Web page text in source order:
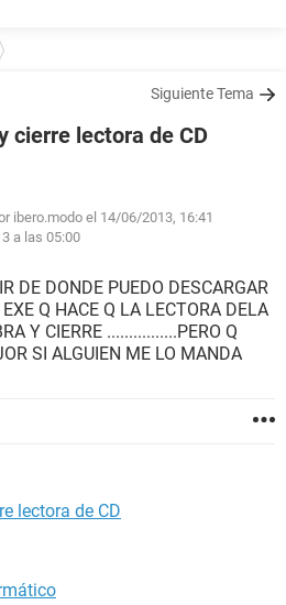
Siguiente Tema
cierre lectora de CD
ibero.modo el 14/06/2013, 16:41
a las 05:00
DE DONDE PUEDO DESCARGAR
Q HACE Q LA LECTORA DELA
Y CIERRE ................PERO Q
SI ALGUIEN ME LO MANDA
lectora de CD